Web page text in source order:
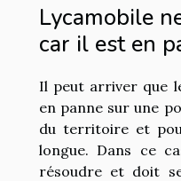
Lycamobile
car il est en
Il peut arriver que
en panne sur une
du territoire et
longue. Dans ce
résoudre et doit